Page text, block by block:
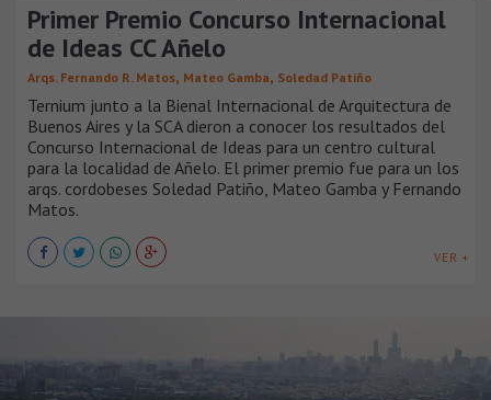
Primer Premio Concurso Internacional
de Ideas CC Añelo
Arqs. Fernando R. Matos, Mateo Gamba, Soledad Patiño
Ternium junto a la Bienal Internacional de Arquitectura de
Buenos Aires y la SCA dieron a conocer los resultados del
Concurso Internacional de Ideas para un centro cultural
para la localidad de Añelo. El primer premio fue para un los
arqs. cordobeses Soledad Patiño, Mateo Gamba y Fernando
Matos.
VER +